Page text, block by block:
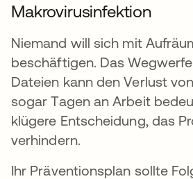
Makrovirusinfektion
Niemand will sich mit
beschäftigen. Das
Dateien kann den Verlust
sogar Tagen an Arbeit
klügere Entscheidung, das
verhindern.
Ihr Präventionsplan sollte